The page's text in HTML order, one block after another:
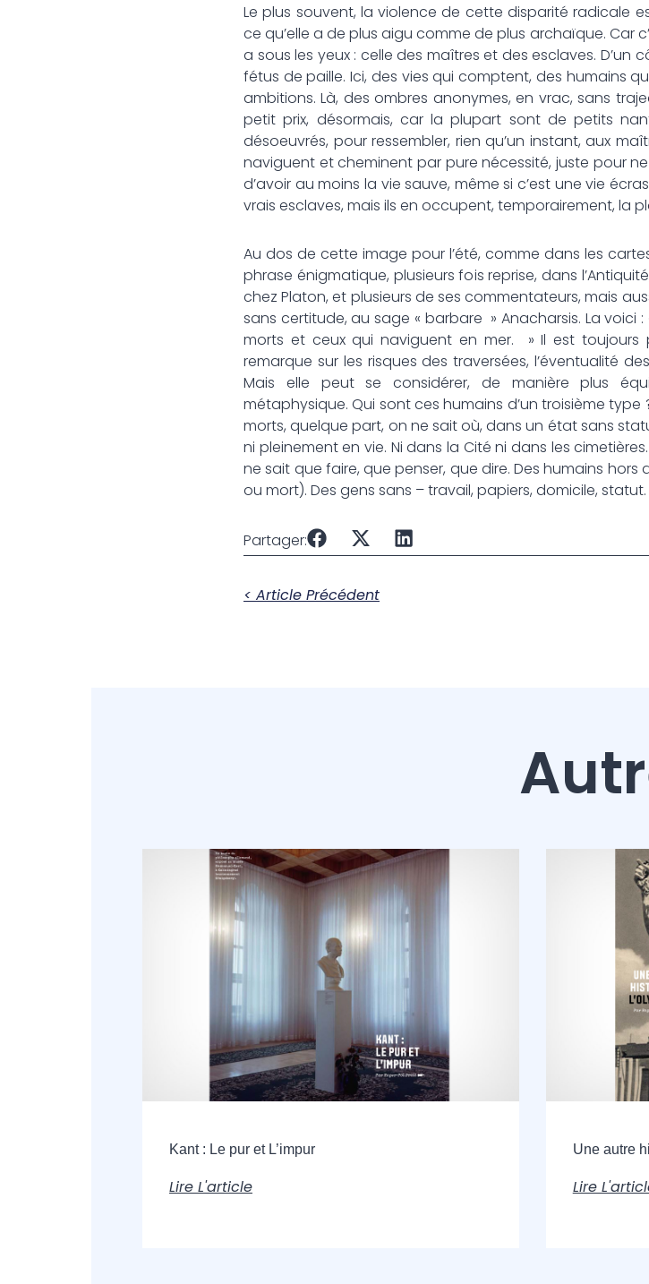
Le plus souvent, la violence de cette disparité radicale
ce qu’elle a de plus aigu comme de plus archaïque. Car
a sous les yeux : celle des maîtres et des esclaves. D’un
fétus de paille. Ici, des vies qui comptent, des humains
ambitions. Là, des ombres anonymes, en vrac, sans
petit prix, désormais, car la plupart sont de petits
désoeuvrés, pour ressembler, rien qu’un instant, aux
naviguent et cheminent par pure nécessité, juste pour
d’avoir au moins la vie sauve, même si c’est une vie
vrais esclaves, mais ils en occupent, temporairement, la
Au dos de cette image pour l’été, comme dans les
phrase énigmatique, plusieurs fois reprise, dans
chez Platon, et plusieurs de ses commentateurs, mais
sans certitude, au sage « barbare » Anacharsis. La voici :
morts et ceux qui naviguent en mer. » Il est toujours
remarque sur les risques des traversées, l’éventualité
Mais elle peut se considérer, de manière plus
métaphysique. Qui sont ces humains d’un troisième type
morts, quelque part, on ne sait où, dans un état sans
ni pleinement en vie. Ni dans la Cité ni dans les
ne sait que faire, que penser, que dire. Des humains
ou mort). Des gens sans – travail, papiers, domicile,
Partager:
< Article Précédent
Kant : Le pur et L’impur
Lire L'article
Une autre
Lire